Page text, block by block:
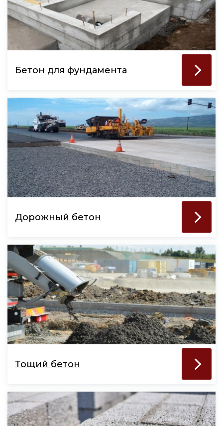
Бетон для фундамента
Дорожный бетон
Тощий бетон